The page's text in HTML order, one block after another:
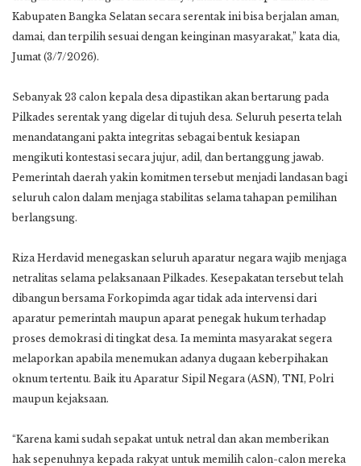
Kabupaten Bangka Selatan secara serentak ini bisa berjalan aman,
damai, dan terpilih sesuai dengan keinginan masyarakat,” kata dia,
Jumat (3/7/2026).
Sebanyak 23 calon kepala desa dipastikan akan bertarung pada
Pilkades serentak yang digelar di tujuh desa. Seluruh peserta telah
menandatangani pakta integritas sebagai bentuk kesiapan
mengikuti kontestasi secara jujur, adil, dan bertanggung jawab.
Pemerintah daerah yakin komitmen tersebut menjadi landasan bagi
seluruh calon dalam menjaga stabilitas selama tahapan pemilihan
berlangsung.
Riza Herdavid menegaskan seluruh aparatur negara wajib menjaga
netralitas selama pelaksanaan Pilkades. Kesepakatan tersebut telah
dibangun bersama Forkopimda agar tidak ada intervensi dari
aparatur pemerintah maupun aparat penegak hukum terhadap
proses demokrasi di tingkat desa. Ia meminta masyarakat segera
melaporkan apabila menemukan adanya dugaan keberpihakan
oknum tertentu. Baik itu Aparatur Sipil Negara (ASN), TNI, Polri
maupun kejaksaan.
“Karena kami sudah sepakat untuk netral dan akan memberikan
hak sepenuhnya kepada rakyat untuk memilih calon-calon mereka